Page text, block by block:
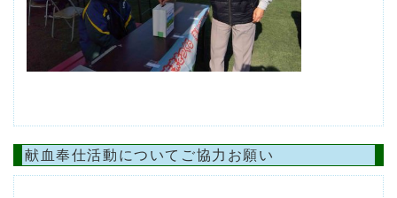
献血奉仕活動についてご協力お願い